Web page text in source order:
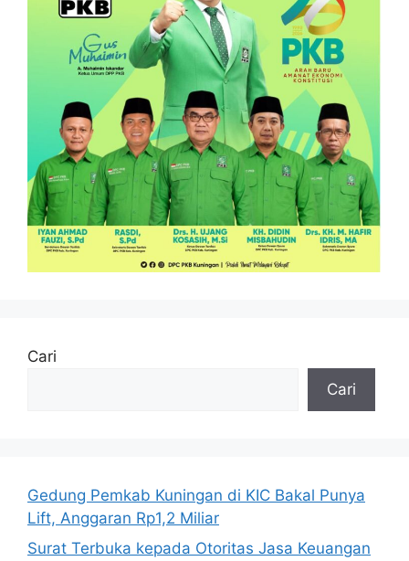
Cari
Cari
Gedung Pemkab Kuningan di KIC Bakal Punya
Lift, Anggaran Rp1,2 Miliar
Surat Terbuka kepada Otoritas Jasa Keuangan